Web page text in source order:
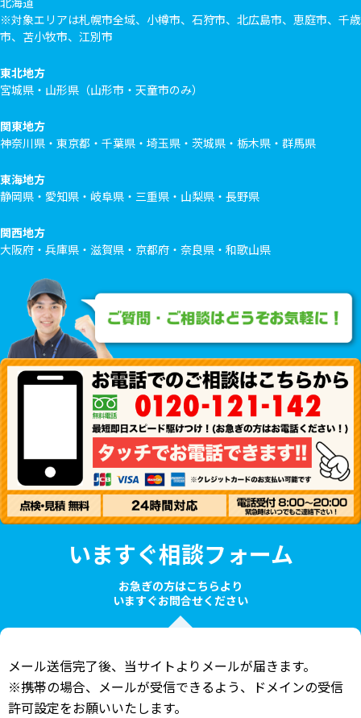
北海道
※対象エリアは札幌市全域、小樽市、石狩市、北広島市、恵庭市、千歳
市、苫小牧市、江別市
東北地方
宮城県・山形県（山形市・天童市のみ）
関東地方
神奈川県・東京都・千葉県・埼玉県・茨城県・栃木県・群馬県
東海地方
静岡県・愛知県・岐阜県・三重県・山梨県・長野県
関西地方
大阪府・兵庫県・滋賀県・京都府・奈良県・和歌山県
いますぐ相談フォーム
お急ぎの方はこちらより
いますぐお問合せください
メール送信完了後、当サイトよりメールが届きます。
※携帯の場合、メールが受信できるよう、ドメインの受信
許可設定をお願いいたします。